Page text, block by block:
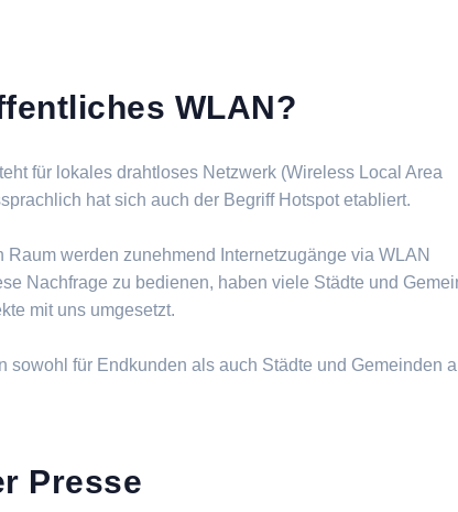
WLAN?
für lokales drahtloses Netzwerk (Wireless Local Area
hat sich auch der Begriff Hotspot etabliert.
Raum werden zunehmend Internetzugänge via WLAN
Nachfrage zu bedienen, haben viele Städte und
mit uns umgesetzt.
sowohl für Endkunden als auch Städte und Gemeinden
Presse